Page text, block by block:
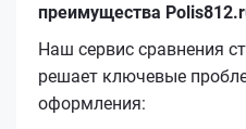
преимущества
Наш сервис сравнения
решает ключевые
оформления: